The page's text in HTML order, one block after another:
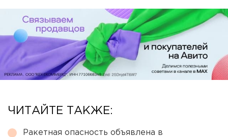
ЧИТАЙТЕ ТАКЖЕ:
Ракетная опасность объявлена в